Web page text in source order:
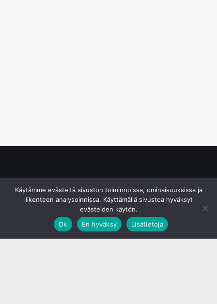
Käytämme evästeitä sivuston toiminnoissa, ominaisuuksissa ja
liikenteen analysoinnissa. Käyttämällä sivustoa hyväksyt
evästeiden käytön.
Ok
En hyväksy Lisätietoja